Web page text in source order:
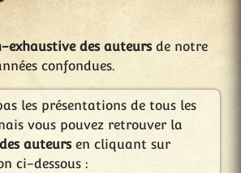
exhaustive des auteursde notre
confondues.
les présentations de tous les
vous pouvez retrouver la
auteursen cliquant sur
ci-dessous :